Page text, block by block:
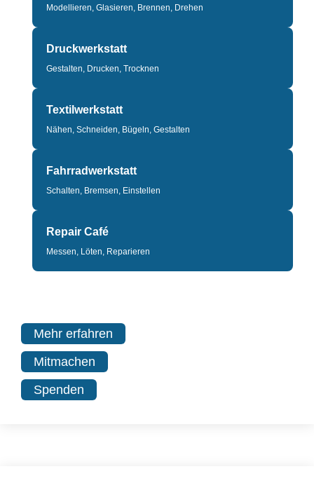
Modellieren, Glasieren, Brennen, Drehen
Druckwerkstatt
Gestalten, Drucken, Trocknen
Textilwerkstatt
Nähen, Schneiden, Bügeln, Gestalten
Fahrradwerkstatt
Schalten, Bremsen, Einstellen
Repair Café
Messen, Löten, Reparieren
Mehr erfahren
Mitmachen
Spenden